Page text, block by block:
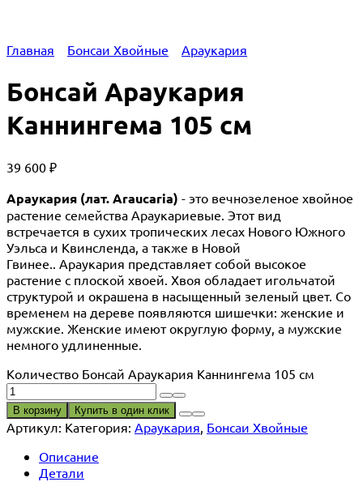
Главная Бонсаи Хвойные Араукария
Бонсай Араукария
Каннингема 105 см
39 600 ₽
Араукария (лат. Araucaria) - это вечнозеленое хвойное
растение семейства Араукариевые. Этот вид
встречается в сухих тропических лесах Нового Южного
Уэльса и Квинсленда, а также в Новой
Гвинее.. Араукария представляет собой высокое
растение с плоской хвоей. Хвоя обладает игольчатой
структурой и окрашена в насыщенный зеленый цвет. Со
временем на дереве появляются шишечки: женские и
мужские. Женские имеют округлую форму, а мужские
немного удлиненные.
Количество Бонсай Араукария Каннингема 105 см
В корзину Купить в один клик
Артикул: Категория: Араукария, Бонсаи Хвойные
Описание
Детали